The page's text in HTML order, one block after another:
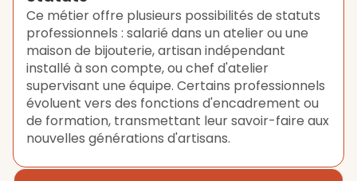
Ce métier offre plusieurs possibilités de statuts
professionnels : salarié dans un atelier ou une
maison de bijouterie, artisan indépendant
installé à son compte, ou chef d'atelier
supervisant une équipe. Certains professionnels
évoluent vers des fonctions d'encadrement ou
de formation, transmettant leur savoir-faire aux
nouvelles générations d'artisans.